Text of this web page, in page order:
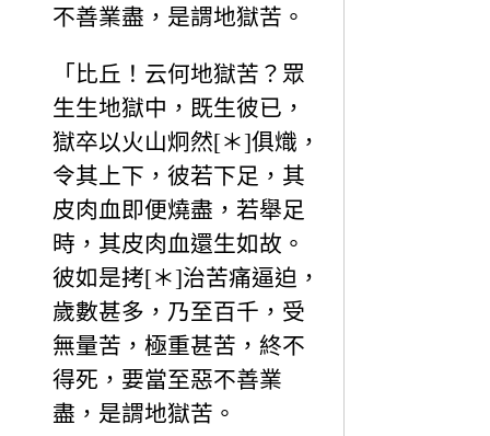
不善業盡，是謂地獄苦。
「比丘！云何地獄苦？眾
生生地獄中，既生彼已，
獄卒以火山炯然[＊]俱熾，
令其上下，彼若下足，其
皮肉血即便燒盡，若舉足
時，其皮肉血還生如故。
彼如是拷[＊]治苦痛逼迫，
歲數甚多，乃至百千，受
無量苦，極重甚苦，終不
得死，要當至惡不善業
盡，是謂地獄苦。